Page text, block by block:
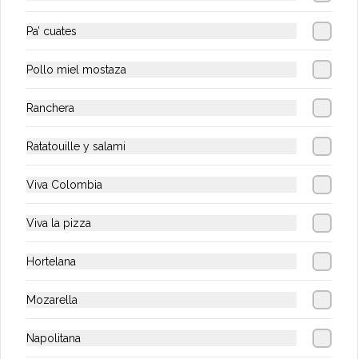
Deliciosas malteadas de temporada,
Delicioso y refrescante Té Helado
$7.900
Pa’ cuates
Pollo miel mostaza
Ranchera
Ratatouille y salami
Viva Colombia
Viva la pizza
Hortelana
Mozarella
Napolitana